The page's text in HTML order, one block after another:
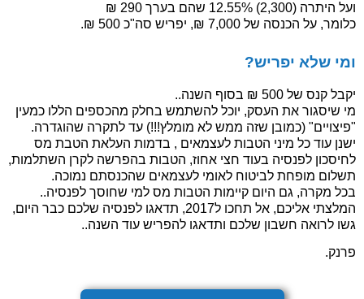
ועל היתרה (2,300) 12.55% שהם בערך 290 ₪
כלומר, על הכנסה של 7,000 ₪, יפריש סה"כ 500 ₪.
ומי שלא יפריש?
יקבל קנס של 500 ₪ בסוף השנה..
מי שיסגור את העסק, יוכל להשתמש בחלק מהכספים הללו כמעין
"פיצויים" (כמובן שזה ממש לא מומלץ!!!) עד לתקרה שהוגדרה.
ישנן עוד כל מיני הטבות לעצמאים , בדמות העלאת הטבת מס
לחיסכון לפנסיה בעוד חצי אחוז, הטבות בהפרשה לקרן השתלמות,
תשלום מופחת לביטוח לאומי לעצמאים שהכנסתם נמוכה.
בכל מקרה, גם היום קיימות הטבות מס למי שחוסך לפנסיה..
המלצתי אליכם, אל תחכו ל2017, תדאגו לפנסיה שלכם כבר היום,
גשו לרואה חשבון שלכם ותדאגו להפריש עוד השנה..
פרנק.